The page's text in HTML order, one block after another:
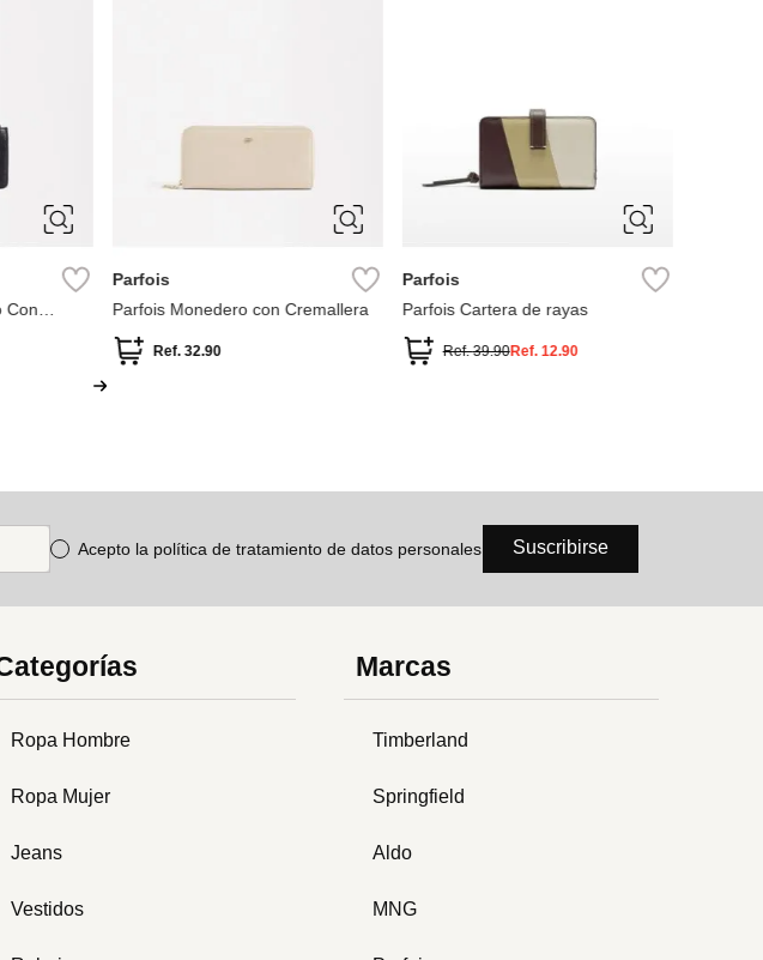
Con
Parfois
Parfois Monedero con Cremallera
Ref. 32.90
Parfois
Parfois Cartera de rayas
Ref.39.90Ref. 12.90
Acepto la política de tratamiento de datos personales Suscribirse
Ropa Hombre
Ropa Mujer
Jeans
Vestidos
Marcas
Timberland
Springfield
Aldo
MNG